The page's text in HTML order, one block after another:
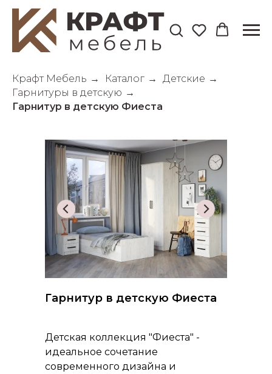
Крафт Мебель → Каталог → Детские →
Гарнитуры в детскую →
Гарнитур в детскую Фиеста
Гарнитур в детскую Фиеста
Детская коллекция "Фиеста" -
идеальное сочетание
современного дизайна и